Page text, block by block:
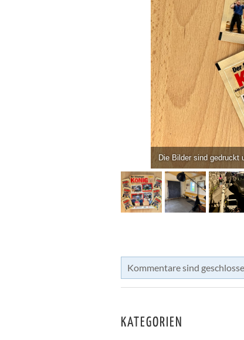
Die Bilder sind gedruckt
Kommentare sind
KATEGORIEN